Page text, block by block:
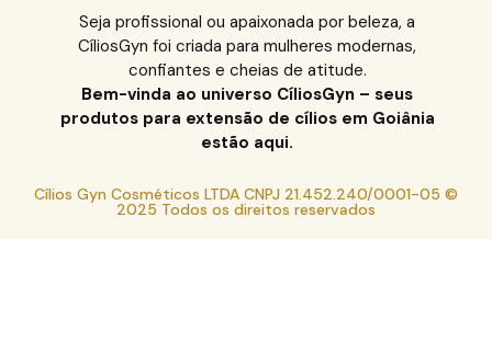
Seja profissional ou apaixonada por beleza, a
CíliosGyn foi criada para mulheres modernas,
confiantes e cheias de atitude.
Bem-vinda ao universo CíliosGyn – seus
produtos para extensão de cílios em Goiânia
estão aqui.
Cílios Gyn Cosméticos LTDA CNPJ 21.452.240/0001-05 ©
2025 Todos os direitos reservados